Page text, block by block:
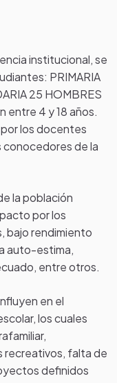
institucional, se
PRIMARIA
25 HOMBRES
entre 4 y 18 años.
los docentes
de la
la población
por los
bajo rendimiento
auto-estima,
entre otros.
en el
los cuales
recreativos, falta de
definidos